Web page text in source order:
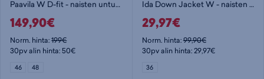
Paavila W D-fit - naisten untuvatakki
149,90€
Norm. hinta:199€
30pv alin hinta: 50€
46 48
Ida Down Jacket W - naisten untuvatakki
29,97€
Norm. hinta:99,90€
30pv alin hinta: 29,97€
36